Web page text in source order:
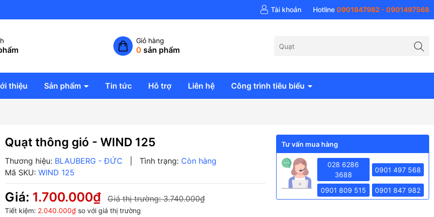
Công ty TNHH giải pháp không khí Anh Huy - AH Air
Tài khoản Hotline 0901847982 - 0901497568
Giỏ hàng
0 sản phẩm
thiệu Sản phẩm Tin tức Hỗ trợ Liên hệ Công trình tiêu biểu
Quạt thông gió - WIND 125
Thương hiệu: BLAUBERG - ĐỨC Tình trạng: Còn hàng
Mã SKU: WIND 125
Giá: 1.700.000₫ Giá thị trường:3.740.000₫
Tiết kiệm: 2.040.000₫ so với giá thị trường
Tư vấn mua hàng
028 6286
3688
0901 497 568
0901 809 515 0901 847 982